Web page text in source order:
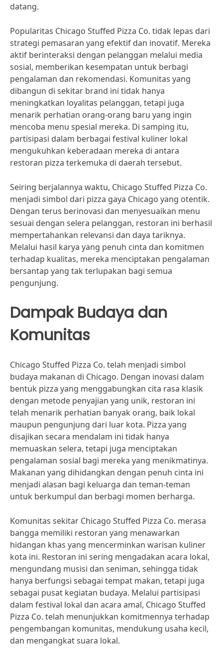
datang.
Popularitas Chicago Stuffed Pizza Co. tidak lepas dari
strategi pemasaran yang efektif dan inovatif. Mereka
aktif berinteraksi dengan pelanggan melalui media
sosial, memberikan kesempatan untuk berbagi
pengalaman dan rekomendasi. Komunitas yang
dibangun di sekitar brand ini tidak hanya
meningkatkan loyalitas pelanggan, tetapi juga
menarik perhatian orang-orang baru yang ingin
mencoba menu spesial mereka. Di samping itu,
partisipasi dalam berbagai festival kuliner lokal
mengukuhkan keberadaan mereka di antara
restoran pizza terkemuka di daerah tersebut.
Seiring berjalannya waktu, Chicago Stuffed Pizza Co.
menjadi simbol dari pizza gaya Chicago yang otentik.
Dengan terus berinovasi dan menyesuaikan menu
sesuai dengan selera pelanggan, restoran ini berhasil
mempertahankan relevansi dan daya tariknya.
Melalui hasil karya yang penuh cinta dan komitmen
terhadap kualitas, mereka menciptakan pengalaman
bersantap yang tak terlupakan bagi semua
pengunjung.
Dampak Budaya dan
Komunitas
Chicago Stuffed Pizza Co. telah menjadi simbol
budaya makanan di Chicago. Dengan inovasi dalam
bentuk pizza yang menggabungkan cita rasa klasik
dengan metode penyajian yang unik, restoran ini
telah menarik perhatian banyak orang, baik lokal
maupun pengunjung dari luar kota. Pizza yang
disajikan secara mendalam ini tidak hanya
memuaskan selera, tetapi juga menciptakan
pengalaman sosial bagi mereka yang menikmatinya.
Makanan yang dihidangkan dengan penuh cinta ini
menjadi alasan bagi keluarga dan teman-teman
untuk berkumpul dan berbagi momen berharga.
Komunitas sekitar Chicago Stuffed Pizza Co. merasa
bangga memiliki restoran yang menawarkan
hidangan khas yang mencerminkan warisan kuliner
kota ini. Restoran ini sering mengadakan acara lokal,
mengundang musisi dan seniman, sehingga tidak
hanya berfungsi sebagai tempat makan, tetapi juga
sebagai pusat kegiatan budaya. Melalui partisipasi
dalam festival lokal dan acara amal, Chicago Stuffed
Pizza Co. telah menunjukkan komitmennya terhadap
pengembangan komunitas, mendukung usaha kecil,
dan mengangkat suara lokal.